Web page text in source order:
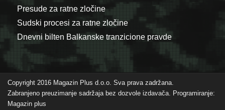
Presude za ratne zločine
Sudski procesi za ratne zločine
Dnevni bilten Balkanske tranzicione pravde
Copyright 2016 Magazin Plus d.o.o. Sva prava zadržana.
Zabranjeno preuzimanje sadržaja bez dozvole izdavača. Programiranje:
Magazin plus